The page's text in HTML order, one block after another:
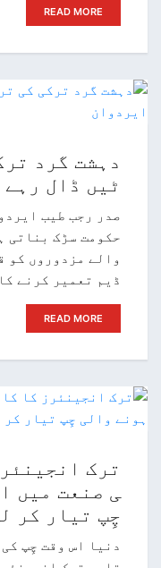
READ MORE
دہشت گرد
ٹیں ڈال
صدر رجب طیب
حکومت سڑک بناتی
والے مزدوروں کو
ڈیم تعمیر کرنے
READ MORE
ترک
ی صنعت میں
چِپ تیار کر
دنیا اس وقت چِپ